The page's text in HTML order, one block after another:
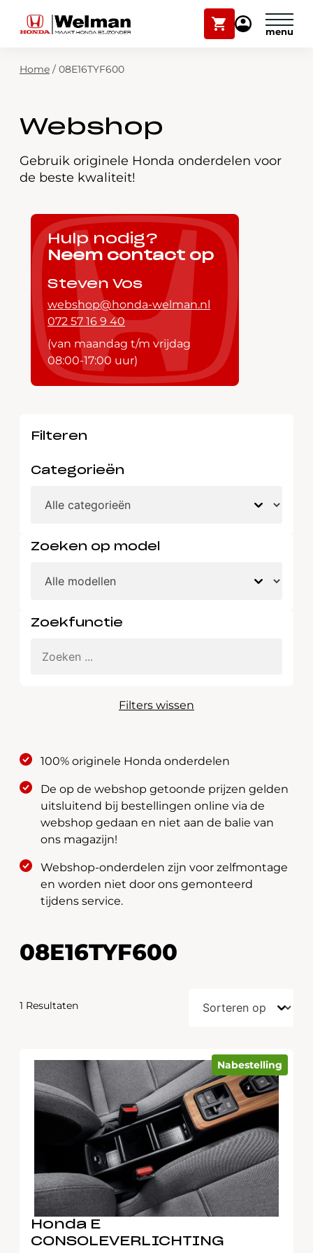
Winkelwagen
Mijn
Modellen
Over ons
Webshop
Contact
Zoekfunctie
Plan onderhoud
Mijn Honda Welman
Home / 08E16TYF600
Webshop
Gebruik originele Honda onderdelen voor
de beste kwaliteit!
Hulp nodig?
Neem contact op
Steven Vos
webshop@honda-welman.nl
072 57 16 9 40
(van maandag t/m vrijdag
08:00-17:00 uur)
Filteren
Categorieën
Zoeken op model
Zoekfunctie
Filters wissen
100% originele Honda onderdelen
De op de webshop getoonde prijzen gelden
uitsluitend bij bestellingen online via de
webshop gedaan en niet aan de balie van
ons magazijn!
Webshop-onderdelen zijn voor zelfmontage
en worden niet door ons gemonteerd
tijdens service.
08E16TYF600
1 Resultaten
Nabestelling
Honda E
CONSOLEVERLICHTING